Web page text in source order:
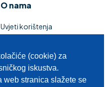
O nama
Uvjeti korištenja
Izjava o sigurnosti online
plaćanja
Kupaonski namještaj
(cookie) za
iskustva.
web stranica slažete se